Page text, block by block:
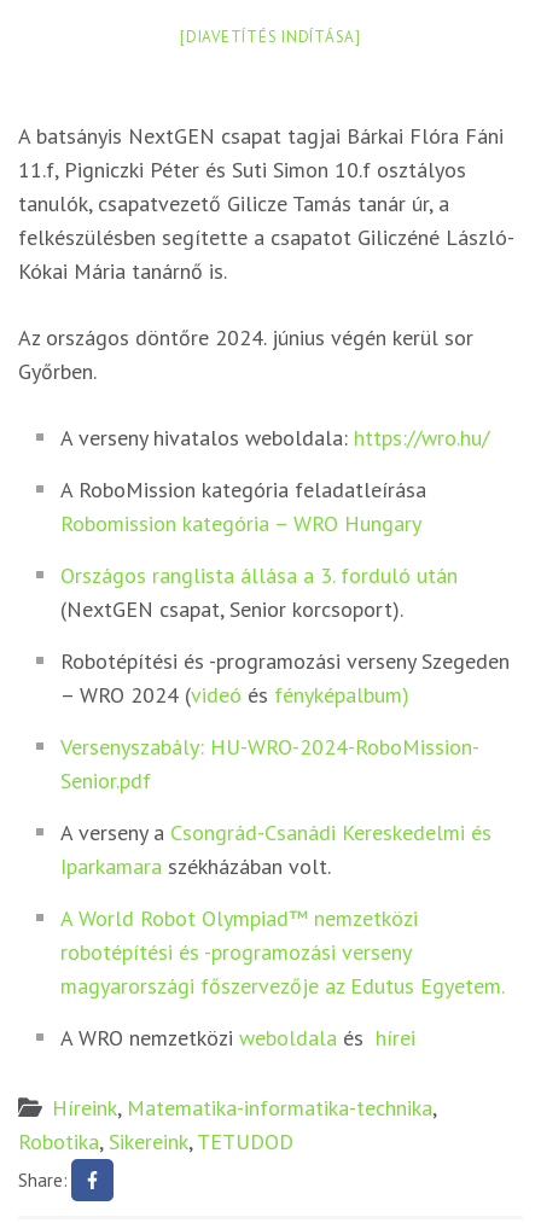
[DIAVETÍTÉS INDÍTÁSA]
A batsányis NextGEN csapat tagjai Bárkai Flóra Fáni
11.f, Pigniczki Péter és Suti Simon 10.f osztályos
tanulók, csapatvezető Gilicze Tamás tanár úr, a
felkészülésben segítette a csapatot Giliczéné László-
Kókai Mária tanárnő is.
Az országos döntőre 2024. június végén kerül sor
Győrben.
A verseny hivatalos weboldala: https://wro.hu/
A RoboMission kategória feladatleírása
Robomission kategória – WRO Hungary
Országos ranglista állása a 3. forduló után
(NextGEN csapat, Senior korcsoport).
Robotépítési és -programozási verseny Szegeden
– WRO 2024 (videó és fényképalbum)
Versenyszabály: HU-WRO-2024-RoboMission-
Senior.pdf
A verseny a Csongrád-Csanádi Kereskedelmi és
Iparkamara székházában volt.
A World Robot Olympiad™ nemzetközi
robotépítési és -programozási verseny
magyarországi főszervezője az Edutus Egyetem.
A WRO nemzetközi weboldala és hírei
Híreink, Matematika-informatika-technika,
Robotika, Sikereink,TETUDOD
Share: